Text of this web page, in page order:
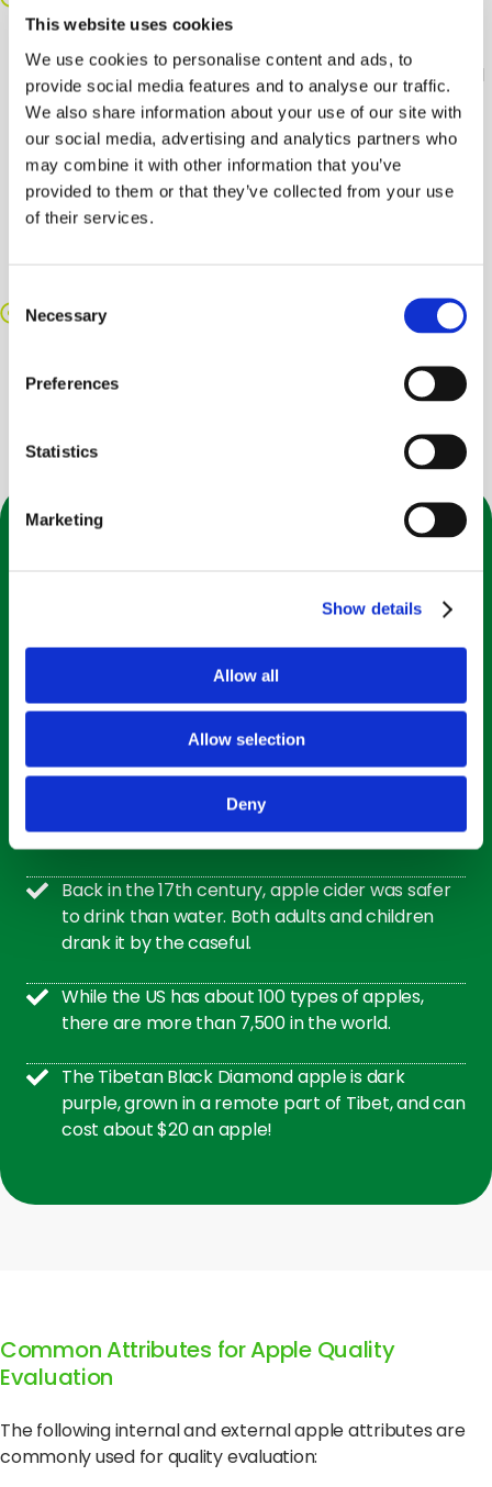
This website uses cookies
We use cookies to personalise content and ads, to
provide social media features and to analyse our traffic.
We also share information about your use of our site with
our social media, advertising and analytics partners who
may combine it with other information that you’ve
provided to them or that they’ve collected from your use
of their services.
Selection
Necessary
Preferences
Statistics
Marketing
Show details
Allow all
Allow selection
Deny
El golpe de sol y las manchas rojizas son los defectos
de piel más comunes que afectan la epidermis de las
manzanas cultivadas. Estos problemas por lo general
son ocasionados por variaciones naturales de
temperatura, luz solar directa o congelación. Este
deterioro de la estructura de la piel de la manzana
puede reducir su resistencia, y por lo tanto, afectar el
manejo y procesamiento postcosecha.
Magulladuras
No se necesita mucho para magullar una manzana, y
esto afecta directamente el sabor y la calidad. Las
magulladuras pueden suceder durante o después de
posibilidades de ocasionar que las otras manzanas
Datos interesantes sobre las
manzanas
Incluso al abandonarlos, ¡los manzanos pueden
The most grown apple is the Red Delicious,
coming in at more than 53,000 bushels!
Back in the 17th century, apple cider was safer
to drink than water. Both adults and children
drank it by the caseful.
While the US has about 100 types of apples,
there are more than 7,500 in the world.
The Tibetan Black Diamond apple is dark
purple, grown in a remote part of Tibet, and can
cost about $20 an apple!
Common Attributes for Apple Quality
Evaluation
The following internal and external apple attributes are
commonly used for quality evaluation: